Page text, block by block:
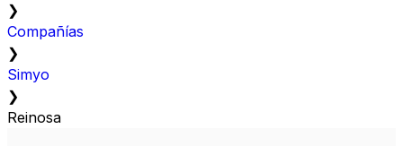
❯
Compañías
❯
Simyo
❯
Reinosa